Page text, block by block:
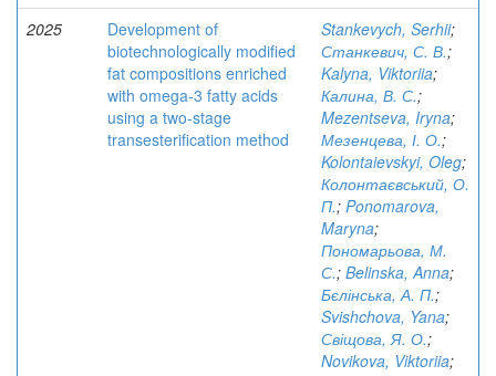
2025
Development of
biotechnologically modified
fat compositions enriched
with omega-3 fatty acids
using a two-stage
transesterification method
Stankevych, Serhii;
Станкевич, С. В.;
Kalyna, Viktoriia;
Калина, В. С.;
Mezentseva, Iryna;
Мезенцева, І. О.;
Kolontaievskyi, Oleg;
Колонтаєвський, О.
П.; Ponomarova,
Maryna;
Пономарьова, М.
С.; Belinska, Anna;
Бєлінська, А. П.;
Svishchova, Yana;
Свіщова, Я. О.;
Novikova, Viktoriia;